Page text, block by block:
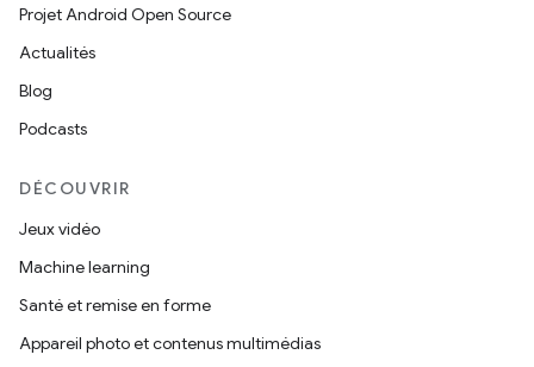
Projet Android Open Source
Actualités
Blog
Podcasts
DÉCOUVRIR
Jeux vidéo
Machine learning
Santé et remise en forme
Appareil photo et contenus multimédias